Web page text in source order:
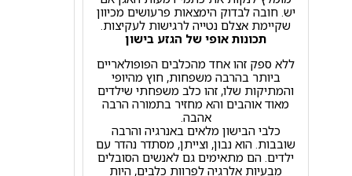
יש. חובה לבדוק הימצאות פרעושים מכיוון
שקיימת אצלם נטייה לרגישות לעקיצות.
תכונות אופי של הגזע בישון
ללא ספק זהו אחד מהכלבים הפופולאריים
ביותר בהרבה משפחות, חוץ מהיופי
והמתיקות שלו, זהו כלב משפחתי שילדים
מאוד אוהבים והא מחזיר בתמורה הרבה
אהבה.
כלבי הבישון מלאים באנרגיה והרבה
שובבות. הוא נבון, וצייתן, מסתדר נהדר עם
ילדים. הם מתאימים גם לאנשים הסובלים
מבעיות אלרגיה לפרוות כלבים, היות